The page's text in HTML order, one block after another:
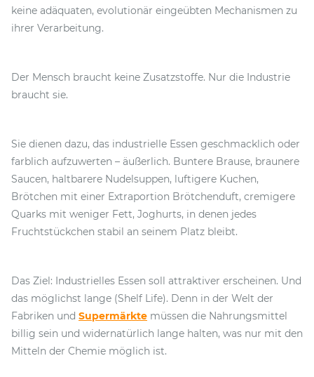
keine adäquaten, evolutionär eingeübten Mechanismen zu
ihrer Verarbeitung.
Der Mensch braucht keine Zusatzstoffe. Nur die Industrie
braucht sie.
Sie dienen dazu, das industrielle Essen geschmacklich oder
farblich aufzuwerten – äußerlich. Buntere Brause, braunere
Saucen, haltbarere Nudelsuppen, luftigere Kuchen,
Brötchen mit einer Extraportion Brötchenduft, cremigere
Quarks mit weniger Fett, Joghurts, in denen jedes
Fruchtstückchen stabil an seinem Platz bleibt.
Das Ziel: Industrielles Essen soll attraktiver erscheinen. Und
das möglichst lange (Shelf Life). Denn in der Welt der
Fabriken und Supermärkte müssen die Nahrungsmittel
billig sein und widernatürlich lange halten, was nur mit den
Mitteln der Chemie möglich ist.